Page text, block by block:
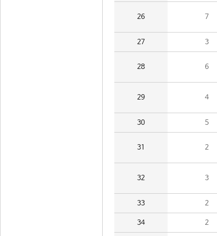
26 7
27 3
28 6
29 4
30 5
31 2
32 3
33 2
34 2